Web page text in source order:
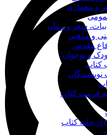
و معماری
شعر و رمان
و مذهبی
مقدس
و نوجوان
کتاب
نویسندگان
فرمت کتاب